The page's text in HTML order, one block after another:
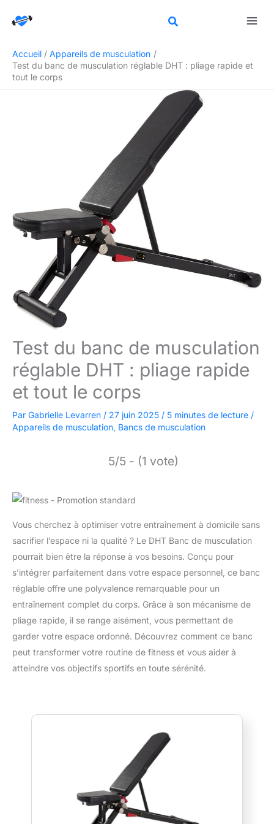
Accueil
Appareils de musculation
Test du banc de musculation réglable DHT : pliage rapide et
tout le corps
Test du banc de musculation
réglable DHT : pliage rapide
et tout le corps
Par Gabrielle Levarren / 27 juin 2025 / 5 minutes de lecture /
Appareils de musculation, Bancs de musculation
5/5 - (1 vote)
Vous cherchez à optimiser votre entraînement à domicile sans
sacrifier l’espace ni la qualité ? Le DHT Banc de musculation
pourrait bien être la réponse à vos besoins. Conçu pour
s’intégrer parfaitement dans votre espace personnel, ce banc
réglable offre une polyvalence remarquable pour un
entraînement complet du corps. Grâce à son mécanisme de
pliage rapide, il se range aisément, vous permettant de
garder votre espace ordonné. Découvrez comment ce banc
peut transformer votre routine de fitness et vous aider à
atteindre vos objectifs sportifs en toute sérénité.